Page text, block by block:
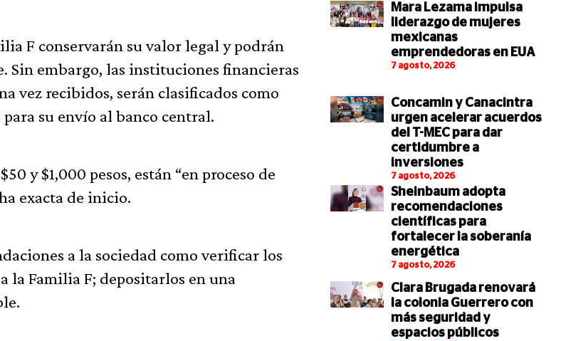
F conservarán su valor legal y podrán
Sin embargo, las instituciones financieras
vez recibidos, serán clasificados como
su envío al banco central.
y $1,000 pesos, están “en proceso de
exacta de inicio.
a la sociedad como verificar los
la Familia F; depositarlos en una
Mara Lezama impulsa
liderazgo de mujeres
mexicanas
emprendedoras en EUA
7 agosto, 2026
Concamin y Canacintra
urgen acelerar acuerdos
del T-MEC para dar
certidumbre a
inversiones
7 agosto, 2026
Sheinbaum adopta
recomendaciones
científicas para
fortalecer la soberanía
energética
7 agosto, 2026
Clara Brugada renovará
la colonia Guerrero con
más seguridad y
espacios públicos